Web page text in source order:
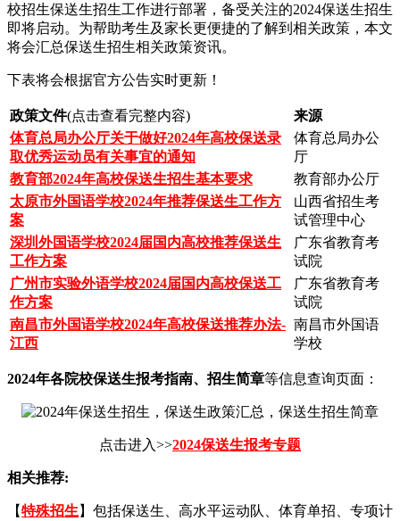
校招生保送生招生工作进行部署，备受关注的2024保送生招生
即将启动。为帮助考生及家长更便捷的了解到相关政策，本文
将会汇总保送生招生相关政策资讯。
下表将会根据官方公告实时更新！
政策文件(点击查看完整内容)
来源
体育总局办公厅关于做好2024年高校保送录
取优秀运动员有关事宜的通知
体育总局办公
厅
教育部2024年高校保送生招生基本要求
教育部办公厅
太原市外国语学校2024年推荐保送生工作方
案
山西省招生考
试管理中心
深圳外国语学校2024届国内高校推荐保送生
工作方案
广东省教育考
试院
广州市实验外语学校2024届国内高校保送工
作方案
广东省教育考
试院
南昌市外国语学校2024年高校保送推荐办法-
江西
南昌市外国语
学校
2024年各院校保送生报考指南、招生简章等信息查询页面：
点击进入>>2024保送生报考专题
相关推荐:
【特殊招生 】包括保送生、高水平运动队、体育单招、专项计